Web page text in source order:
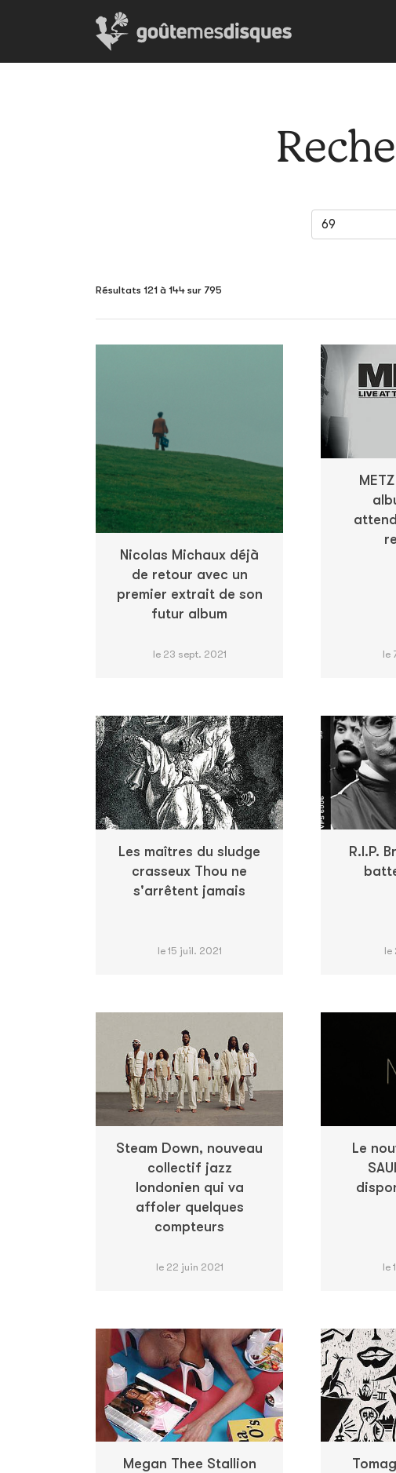
Résultats 121 à 144 sur 795
Nicolas Michaux déjà
de retour avec un
premier extrait de son
futur album
le 23 sept. 2021 le
Les maîtres du sludge
crasseux Thou ne
s'arrêtent jamais
le 15 juil. 2021
R.I.P.
le
Steam Down, nouveau
collectif jazz
londonien qui va
affoler quelques
compteurs
le 22 juin 2021
Le
le
Megan Thee Stallion